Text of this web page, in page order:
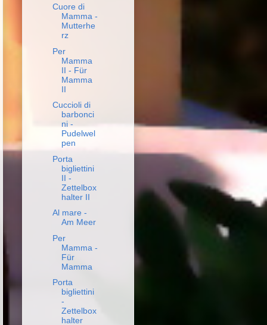
Cuore di
Mamma -
Mutterhe
rz
Per
Mamma
II - Für
Mamma
II
Cuccioli di
barbonci
ni -
Pudelwel
pen
Porta
bigliettini
II -
Zettelbox
halter II
Al mare -
Am Meer
Per
Mamma -
Für
Mamma
Porta
bigliettini
-
Zettelbox
halter